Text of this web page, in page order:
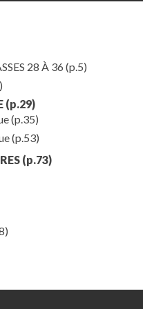
28 À 36 (p.5)
(p.29)
(p.35)
(p.53)
(p.73)